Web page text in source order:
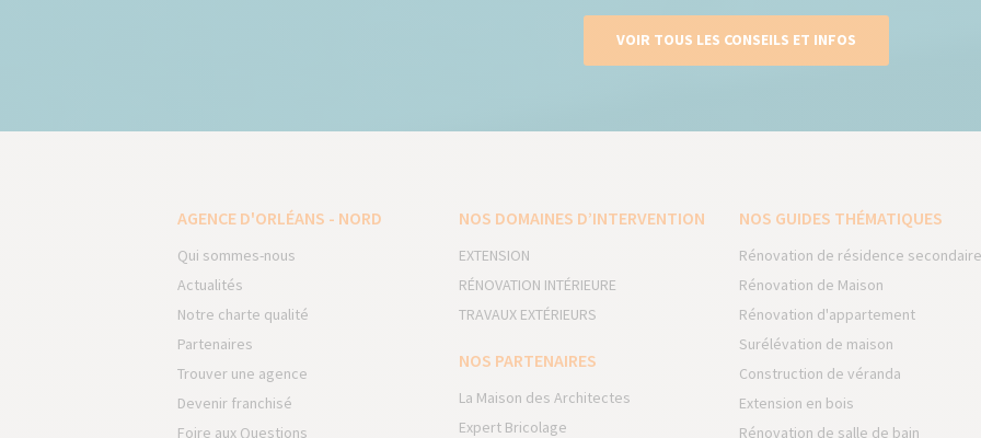
VOIR TOUS LES CONSEILS ET INFOS
AGENCE D'ORLÉANS - NORD
Qui sommes-nous
Actualités
Notre charte qualité
Partenaires
Trouver une agence
Devenir franchisé
Foire aux Questions
NOS DOMAINES D’INTERVENTION
EXTENSION
RÉNOVATION INTÉRIEURE
TRAVAUX EXTÉRIEURS
NOS PARTENAIRES
La Maison des Architectes
Expert Bricolage
NOS GUIDES THÉMATIQUES
Rénovation de résidence
Rénovation de Maison
Rénovation d'appartement
Surélévation de maison
Construction de véranda
Extension en bois
Rénovation de salle de bain